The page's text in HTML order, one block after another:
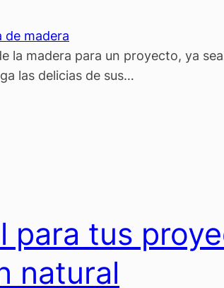
de madera
la madera para un proyecto, ya
las delicias de sus…
para tus
natural